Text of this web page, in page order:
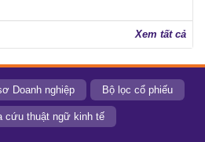
Xem tất cả
Doanh nghiệp Bộ lọc cổ phiếu
cứu thuật ngữ kinh tế